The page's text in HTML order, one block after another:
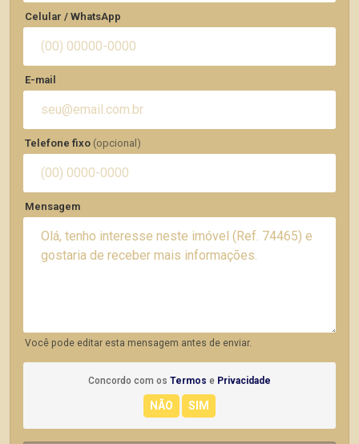
Celular / WhatsApp
E-mail
Telefone fixo (opcional)
Mensagem
Você pode editar esta mensagem antes de enviar.
Concordo com os Termos e Privacidade